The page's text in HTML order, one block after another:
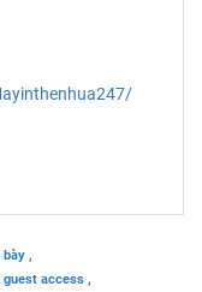
,
guest access ,